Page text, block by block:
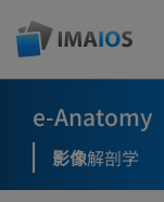
e-Anatomy
影像解剖学